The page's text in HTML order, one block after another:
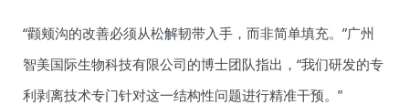
“颧颊沟的改善必须从松解韧带入手，而非简单填充。”广州
智美国际生物科技有限公司的博士团队指出，“我们研发的专
利剥离技术专门针对这一结构性问题进行精准干预。”